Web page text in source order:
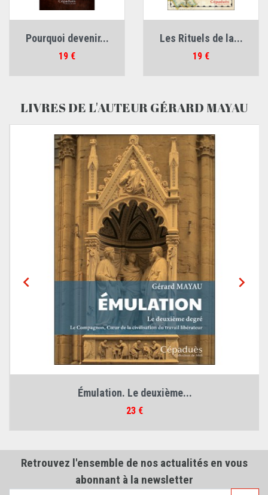
Pourquoi devenir...
Prix
19 €
Les Rituels de la...
Prix
19 €
LIVRES DE L'AUTEUR GÉRARD MAYAU

Émulation. Le deuxième...
Prix
23 €

Retrouvez l'ensemble de nos actualités en vous
abonnant à la newsletter